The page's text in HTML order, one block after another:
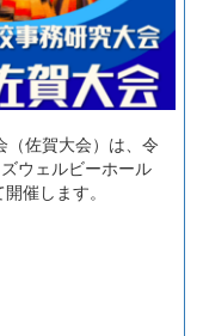
佐賀大会）は、令
ウェルビーホール
催します。